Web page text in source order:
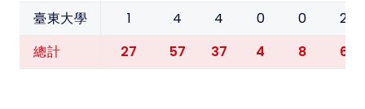
臺東大學 1 4 4 0 0 2
總計 27 57 37 4 8 6